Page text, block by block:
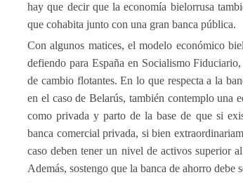
hay que decir que la economía bielorrusa
que cohabita junto con una gran banca pública.
Con algunos matices, el modelo económico
defiendo para España en Socialismo
de cambio flotantes. En lo que respecta a la
en el caso de Belarús, también contemplo una
como privada y parto de la base de que si
banca comercial privada, si bien
caso deben tener un nivel de activos superior
Además, sostengo que la banca de ahorro debe